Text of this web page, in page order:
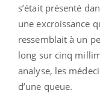
s’était présenté
une excroissance
ressemblait à un
long sur cinq
analyse, les
d’une queue.